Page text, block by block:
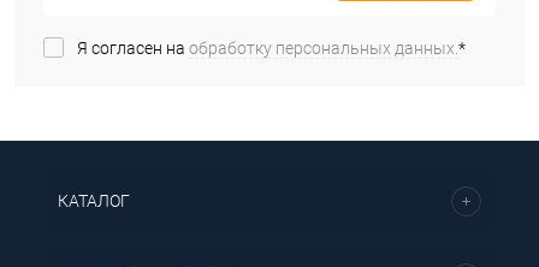
Я согласен на обработку персональных данных.*
КАТАЛОГ